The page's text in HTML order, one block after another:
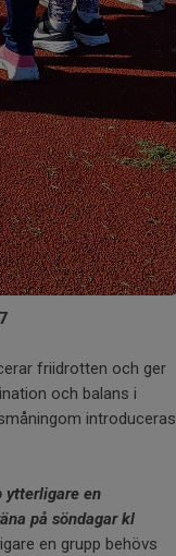
friidrotten och ger
och balans i
introduceras
ytterligare en
på söndagar kl
en grupp behövs